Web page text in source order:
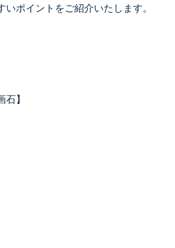
ポイントをご紹介いたします。
】